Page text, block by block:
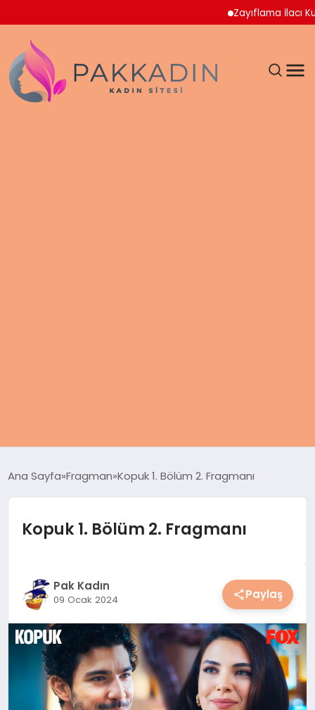
Zayıflama İlacı
KADIN
SAĞLIK
SPOR & FITNESS
YAŞAM
YEMEK
Ana Sayfa Fragman Kopuk 1. Bölüm 2. Fragmanı
Kopuk 1. Bölüm 2. Fragmanı
Pak Kadın
09 Ocak 2024 Paylaş